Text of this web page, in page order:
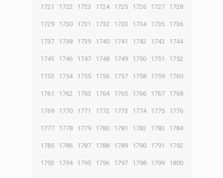
1721 1722 1723 1724 1725 1726 1727 1728
1729 1730 1731 1732 1733 1734 1735 1736
1737 1738 1739 1740 1741 1742 1743 1744
1745 1746 1747 1748 1749 1750 1751 1752
1753 1754 1755 1756 1757 1758 1759 1760
1761 1762 1763 1764 1765 1766 1767 1768
1769 1770 1771 1772 1773 1774 1775 1776
1777 1778 1779 1780 1781 1782 1783 1784
1785 1786 1787 1788 1789 1790 1791 1792
1793 1794 1795 1796 1797 1798 1799 1800